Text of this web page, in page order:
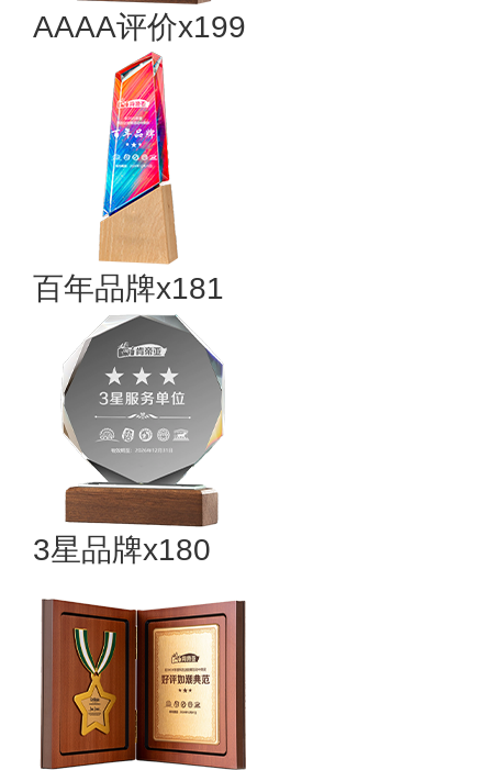
AAAA评价x199
百年品牌x181
3星品牌x180